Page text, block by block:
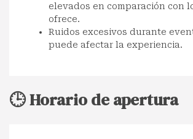
elevados en comparación con
ofrece.
Ruidos excesivos durante
puede afectar la experiencia.
🕒 Horario de apertura